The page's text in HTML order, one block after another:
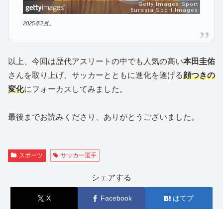
2025年2月。
以上、今回は歴代アスリートの中でも人気の高い本田圭佑
さんを取り上げ、サッカーとともに進化を遂げる顔つきの
変化にフォーカスしてみました。
最後までお読みくださり、ありがとうございました。
スポーツ サッカー選手
シェアする
X Facebook はてブ